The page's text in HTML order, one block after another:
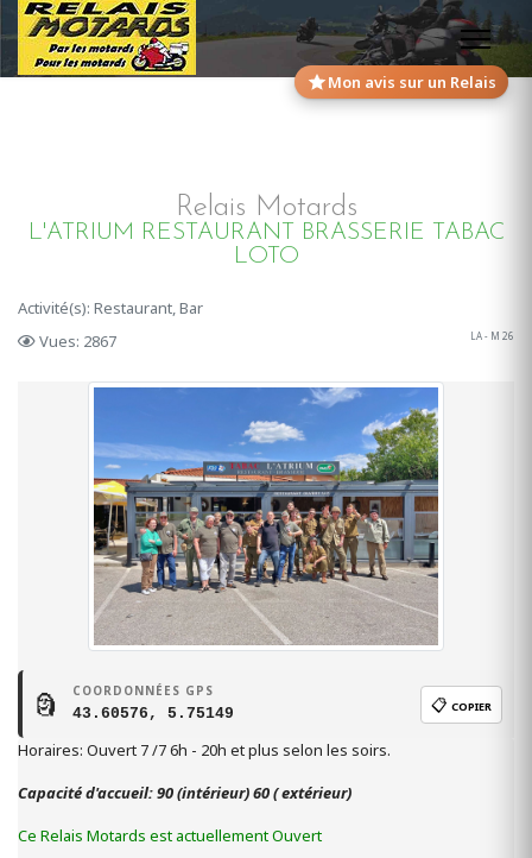
Mon avis sur un Relais
Relais Motards
L'ATRIUM RESTAURANT BRASSERIE TABAC
LOTO
Activité(s): Restaurant, Bar
Vues: 2867
LA - M 26
🗿 COORDONNÉES GPS
43.60576, 5.75149 📋 COPIER
Horaires: Ouvert 7 /7 6h - 20h et plus selon les soirs.
Capacité d'accueil: 90 (intérieur) 60 ( extérieur)
Ce Relais Motards est actuellement Ouvert